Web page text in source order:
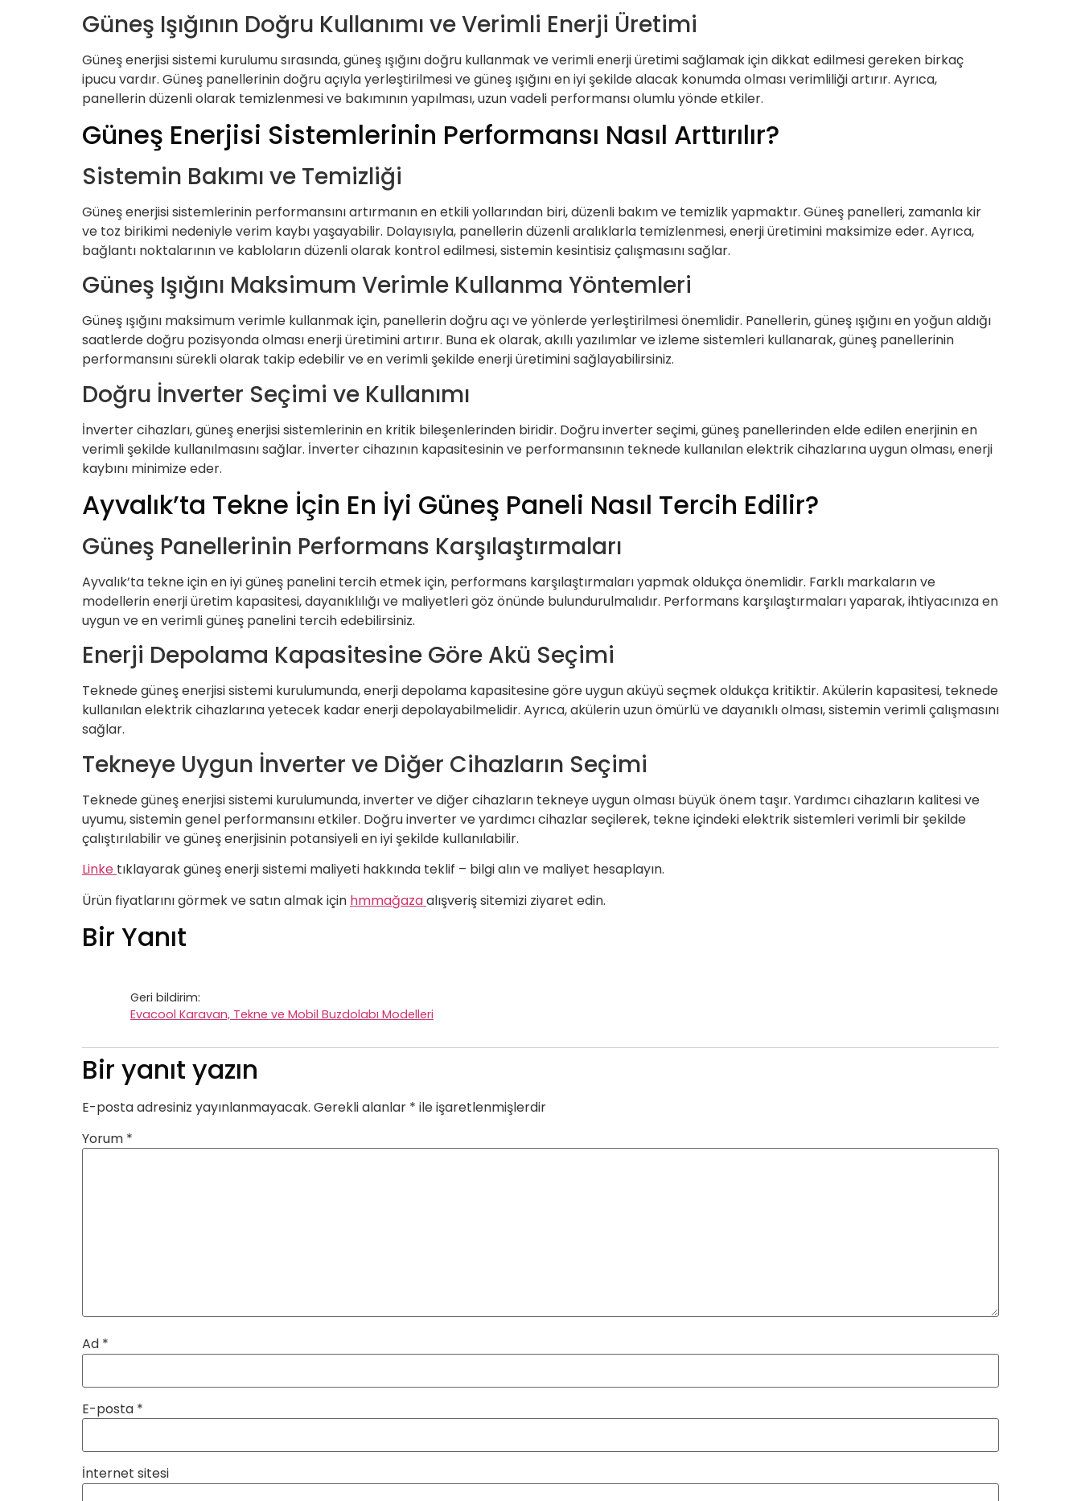
Güneş Işığının Doğru Kullanımı ve Verimli Enerji Üretimi
Güneş enerjisi sistemi kurulumu sırasında, güneş ışığını doğru kullanmak ve verimli enerji üretimi sağlamak için dikkat edilmesi gereken birkaç
ipucu vardır. Güneş panellerinin doğru açıyla yerleştirilmesi ve güneş ışığını en iyi şekilde alacak konumda olması verimliliği artırır. Ayrıca,
panellerin düzenli olarak temizlenmesi ve bakımının yapılması, uzun vadeli performansı olumlu yönde etkiler.
Güneş Enerjisi Sistemlerinin Performansı Nasıl Arttırılır?
Sistemin Bakımı ve Temizliği
Güneş enerjisi sistemlerinin performansını artırmanın en etkili yollarından biri, düzenli bakım ve temizlik yapmaktır. Güneş panelleri, zamanla kir
ve toz birikimi nedeniyle verim kaybı yaşayabilir. Dolayısıyla, panellerin düzenli aralıklarla temizlenmesi, enerji üretimini maksimize eder. Ayrıca,
bağlantı noktalarının ve kabloların düzenli olarak kontrol edilmesi, sistemin kesintisiz çalışmasını sağlar.
Güneş Işığını Maksimum Verimle Kullanma Yöntemleri
Güneş ışığını maksimum verimle kullanmak için, panellerin doğru açı ve yönlerde yerleştirilmesi önemlidir. Panellerin, güneş ışığını en yoğun aldığı
saatlerde doğru pozisyonda olması enerji üretimini artırır. Buna ek olarak, akıllı yazılımlar ve izleme sistemleri kullanarak, güneş panellerinin
performansını sürekli olarak takip edebilir ve en verimli şekilde enerji üretimini sağlayabilirsiniz.
Doğru İnverter Seçimi ve Kullanımı
İnverter cihazları, güneş enerjisi sistemlerinin en kritik bileşenlerinden biridir. Doğru inverter seçimi, güneş panellerinden elde edilen enerjinin en
verimli şekilde kullanılmasını sağlar. İnverter cihazının kapasitesinin ve performansının teknede kullanılan elektrik cihazlarına uygun olması, enerji
kaybını minimize eder.
Ayvalık’ta Tekne İçin En İyi Güneş Paneli Nasıl Tercih Edilir?
Güneş Panellerinin Performans Karşılaştırmaları
Ayvalık’ta tekne için en iyi güneş panelini tercih etmek için, performans karşılaştırmaları yapmak oldukça önemlidir. Farklı markaların ve
modellerin enerji üretim kapasitesi, dayanıklılığı ve maliyetleri göz önünde bulundurulmalıdır. Performans karşılaştırmaları yaparak, ihtiyacınıza en
uygun ve en verimli güneş panelini tercih edebilirsiniz.
Enerji Depolama Kapasitesine Göre Akü Seçimi
Teknede güneş enerjisi sistemi kurulumunda, enerji depolama kapasitesine göre uygun aküyü seçmek oldukça kritiktir. Akülerin kapasitesi, teknede
kullanılan elektrik cihazlarına yetecek kadar enerji depolayabilmelidir. Ayrıca, akülerin uzun ömürlü ve dayanıklı olması, sistemin verimli çalışmasını
sağlar.
Tekneye Uygun İnverter ve Diğer Cihazların Seçimi
Teknede güneş enerjisi sistemi kurulumunda, inverter ve diğer cihazların tekneye uygun olması büyük önem taşır. Yardımcı cihazların kalitesi ve
uyumu, sistemin genel performansını etkiler. Doğru inverter ve yardımcı cihazlar seçilerek, tekne içindeki elektrik sistemleri verimli bir şekilde
çalıştırılabilir ve güneş enerjisinin potansiyeli en iyi şekilde kullanılabilir.
Linke tıklayarak güneş enerji sistemi maliyeti hakkında teklif – bilgi alın ve maliyet hesaplayın.
Ürün fiyatlarını görmek ve satın almak için hmmağazaalışveriş sitemizi ziyaret edin.
Bir Yanıt
Geri bildirim:
Evacool Karavan, Tekne ve Mobil Buzdolabı Modelleri
Bir yanıt yazın
E-posta adresiniz yayınlanmayacak. Gerekli alanlar * ile işaretlenmişlerdir
Yorum *
Ad *
E-posta *
İnternet sitesi